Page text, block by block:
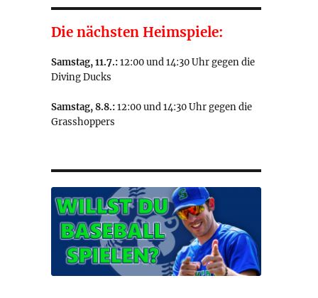
Die nächsten Heimspiele:
Samstag, 11.7.:12:00 und 14:30 Uhr gegen die
Diving Ducks
Samstag, 8.8.:12:00 und 14:30 Uhr gegen die
Grasshoppers